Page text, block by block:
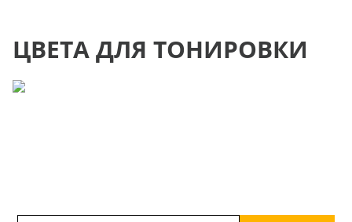
ЦВЕТА ДЛЯ ТОНИРОВКИ